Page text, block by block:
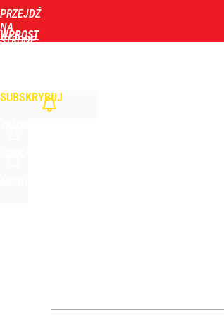
PRZEJDŹ
NA
STRONĘ
WPROST
SUBSKRYBUJ
dodaj